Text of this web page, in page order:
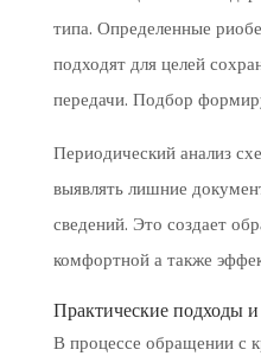
типа. Определенные
подходят для целей
передачи. Подбор
Периодический анализ
выявлять лишние
сведений. Это создает
комфортной а также
Практические подходы
В процессе обращении с